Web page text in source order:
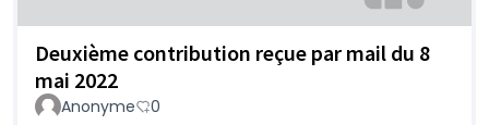
Deuxième contribution reçue par mail du 8
mai 2022
Anonyme 0